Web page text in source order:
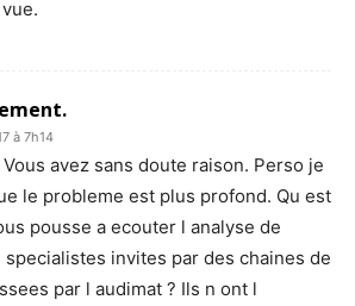
à 7h14
avez sans doute raison. Perso je
le probleme est plus profond. Qu est
pousse a ecouter l analyse de
specialistes invites par des chaines de
par l audimat ? Ils n ont l